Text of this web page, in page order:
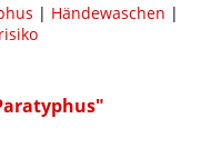
| Händewaschen |